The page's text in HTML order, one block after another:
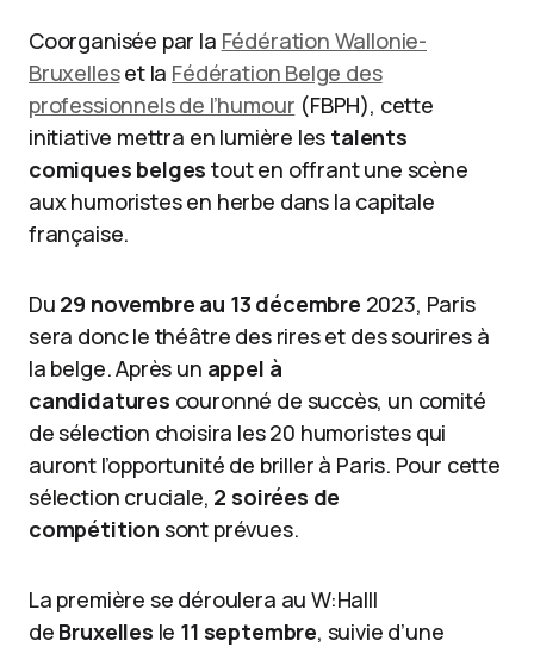
Coorganisée par la Fédération Wallonie-
Bruxelleset la Fédération Belge des
professionnels de l’humour (FBPH), cette
initiative mettra en lumière les talents
comiques belges tout en offrant une scène
aux humoristes en herbe dans la capitale
française.
Du 29 novembre au 13 décembre 2023, Paris
sera donc le théâtre des rires et des sourires à
la belge. Après un appel à
candidatures couronné de succès, un comité
de sélection choisira les 20 humoristes qui
auront l’opportunité de briller à Paris. Pour cette
sélection cruciale, 2 soirées de
compétition sont prévues.
La première se déroulera au W:Halll
de Bruxelles le 11 septembre, suivie d’une